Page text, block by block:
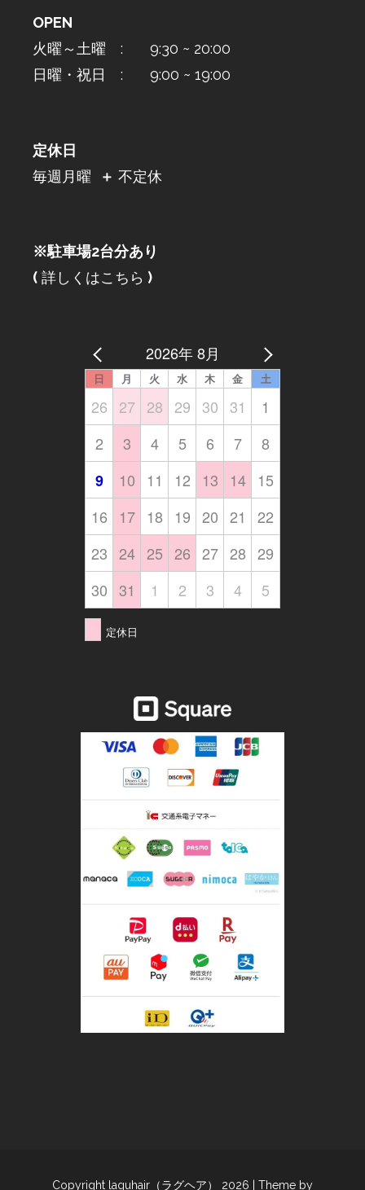
OPEN
火曜～土曜 : 9:30 ~ 20:00
日曜・祝日 : 9:00 ~ 19:00
定休日
毎週月曜
＋ 不定休
※駐車場2台分あり
( 詳しくはこちら )
2026年 8月
日 月 火 水 木 金 土
26 27 28 29 30 31
1
2
3 4 5 6 7
8
9
10 11 12 13 14
15
16
17 18 19 20 21
22
23 24 25 26 27 28 29
30 31 1 2 3 4 5
定休日
Copyright laguhair（ラグヘア） 2026 | Theme by